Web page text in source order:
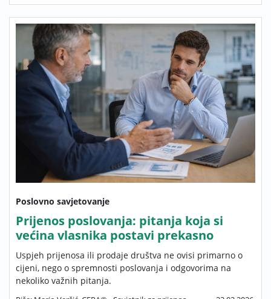
Poslovno savjetovanje
Prijenos poslovanja: pitanja koja si
većina vlasnika postavi prekasno
Uspjeh prijenosa ili prodaje društva ne ovisi primarno o
cijeni, nego o spremnosti poslovanja i odgovorima na
nekoliko važnih pitanja.